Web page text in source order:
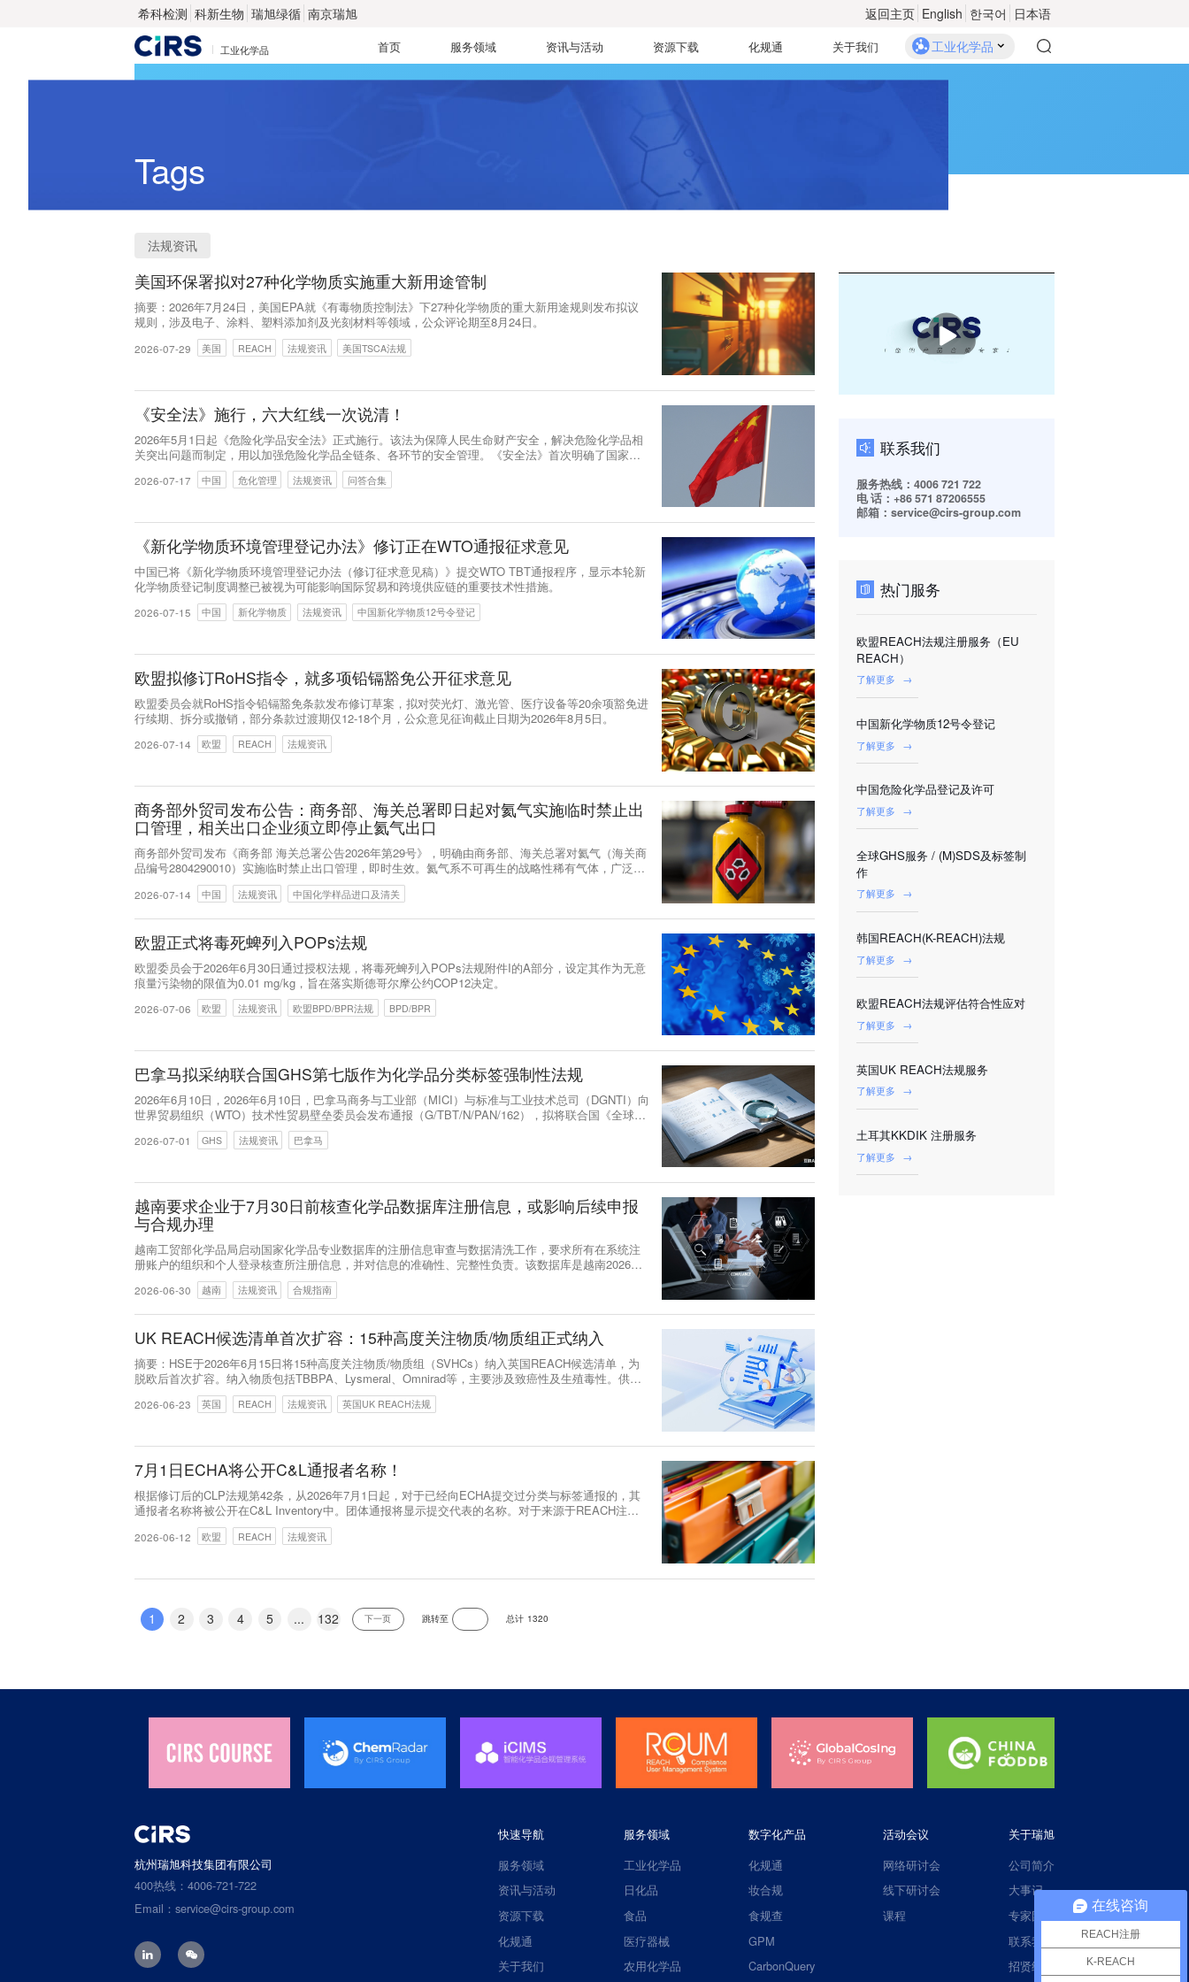
希科检测 科新生物 瑞旭绿循 南京瑞旭 返回主页 English 한국어 日本语
工业化学品 首页 服务领域 资讯与活动 资源下载 化规通 关于我们 工业化学品
Tags
法规资讯
美国环保署拟对27种化学物质实施重大新用途管制
摘要：2026年7月24日，美国EPA就《有毒物质控制法》下27种化学物质的重大新用途规则发布拟议
规则，涉及电子、涂料、塑料添加剂及光刻材料等领域，公众评论期至8月24日。
2026-07-29 美国 REACH 法规资讯 美国TSCA法规
《安全法》施行，六大红线一次说清！
2026年5月1日起《危险化学品安全法》正式施行。该法为保障人民生命财产安全，解决危险化学品相
关突出问题而制定，用以加强危险化学品全链条、各环节的安全管理。《安全法》首次明确了国家实
施危险化学品目录管理制度；新增“从源头上防范化解重大安全风险”的内容；将危险化学品领域的“三
管三必须”上升到法律要求；构建“单位负责、职工参与、政府监管、行业自律、社会监督”的机制等。
2026-07-17 中国 危化管理 法规资讯 问答合集
《新化学物质环境管理登记办法》修订正在WTO通报征求意见
中国已将《新化学物质环境管理登记办法（修订征求意见稿）》提交WTO TBT通报程序，显示本轮新
化学物质登记制度调整已被视为可能影响国际贸易和跨境供应链的重要技术性措施。
2026-07-15 中国 新化学物质 法规资讯 中国新化学物质12号令登记
欧盟拟修订RoHS指令，就多项铅镉豁免公开征求意见
欧盟委员会就RoHS指令铅镉豁免条款发布修订草案，拟对荧光灯、激光管、医疗设备等20余项豁免进
行续期、拆分或撤销，部分条款过渡期仅12-18个月，公众意见征询截止日期为2026年8月5日。
2026-07-14 欧盟 REACH 法规资讯
商务部外贸司发布公告：商务部、海关总署即日起对氦气实施临时禁止出
口管理，相关出口企业须立即停止氦气出口
商务部外贸司发布《商务部 海关总署公告2026年第29号》，明确由商务部、海关总署对氦气（海关商
品编号2804290010）实施临时禁止出口管理，即时生效。氦气系不可再生的战略性稀有气体，广泛应
用于半导体、医疗核磁共振、光纤、航空航天等关键领域。
2026-07-14 中国 法规资讯 中国化学样品进口及清关
欧盟正式将毒死蜱列入POPs法规
欧盟委员会于2026年6月30日通过授权法规，将毒死蜱列入POPs法规附件I的A部分，设定其作为无意
痕量污染物的限值为0.01 mg/kg，旨在落实斯德哥尔摩公约COP12决定。
2026-07-06 欧盟 法规资讯 欧盟BPD/BPR法规 BPD/BPR
巴拿马拟采纳联合国GHS第七版作为化学品分类标签强制性法规
2026年6月10日，2026年6月10日，巴拿马商务与工业部（MICI）与标准与工业技术总司（DGNTI）向
世界贸易组织（WTO）技术性贸易壁垒委员会发布通报（G/TBT/N/PAN/162），拟将联合国《全球化
学品统一分类和标签制度》（GHS）第七修订版纳入本国强制性技术法规。该通报已进入60天评论
期，利益相关方可在2026年8月9日前向巴拿马标准与工业技术总局提交书面意见。根据通报文件，瑞
2026-07-01 GHS 法规资讯 巴拿马
越南要求企业于7月30日前核查化学品数据库注册信息，或影响后续申报
与合规办理
越南工贸部化学品局启动国家化学品专业数据库的注册信息审查与数据清洗工作，要求所有在系统注
册账户的组织和个人登录核查所注册信息，并对信息的准确性、完整性负责。该数据库是越南2026年
新《化学品法》下数字化监管体系的核心平台，企业数据库信息的完整性和准确性，预计将对化学品
进口申报、新化学物质相关合规办理的效率和确定性产生重要影响。
2026-06-30 越南 法规资讯 合规指南
UK REACH候选清单首次扩容：15种高度关注物质/物质组正式纳入
摘要：HSE于2026年6月15日将15种高度关注物质/物质组（SVHCs）纳入英国REACH候选清单，为
脱欧后首次扩容。纳入物质包括TBBPA、Lysmeral、Omnirad等，主要涉及致癌性及生殖毒性。供应
商须立即履行物品中物质通报、供应链信息沟通等法定义务。
2026-06-23 英国 REACH 法规资讯 英国UK REACH法规
7月1日ECHA将公开C&L通报者名称！
根据修订后的CLP法规第42条，从2026年7月1日起，对于已经向ECHA提交过分类与标签通报的，其
通报者名称将被公开在C&L Inventory中。团体通报将显示提交代表的名称。对于来源于REACH注册
的分类信息，将公布注册人的名称。
2026-06-12 欧盟 REACH 法规资讯
1 2 3 4 5 ... 132 下一页 跳转至 总计 1320
播
放
联系我们
服务热线：4006 721 722
电 话：+86 571 87206555
邮箱：service@cirs-group.com
热门服务
欧盟REACH法规注册服务（EU
REACH）
了解更多 →
中国新化学物质12号令登记
了解更多 →
中国危险化学品登记及许可
了解更多 →
全球GHS服务 / (M)SDS及标签制
作
了解更多 →
韩国REACH(K-REACH)法规
了解更多 →
欧盟REACH法规评估符合性应对
了解更多 →
英国UK REACH法规服务
了解更多 →
土耳其KKDIK 注册服务
了解更多 →
杭州瑞旭科技集团有限公司
400热线：4006-721-722
Email：service@cirs-group.com
快速导航
服务领域
资讯与活动
资源下载
化规通
关于我们
服务领域
工业化学品
日化品
食品
医疗器械
农用化学品
数字化产品
化规通
妆合规
食规查
GPM
CarbonQuery
活动会议
网络研讨会
线下研讨会
课程
关于瑞旭
公司简介
大事记
专家团队
联系我们
招贤纳士
在线咨询
REACH注册
K-REACH